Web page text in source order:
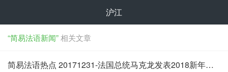
沪江
“简易法语新闻”相关文章
简易法语热点 20171231-法国总统马克龙发表2018新年贺词